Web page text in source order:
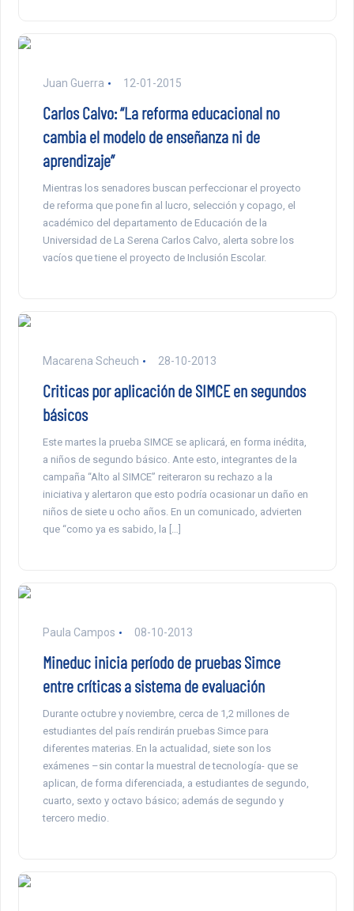
Juan Guerra 12-01-2015
Carlos Calvo: “La reforma educacional no
cambia el modelo de enseñanza ni de
aprendizaje”
Mientras los senadores buscan perfeccionar el proyecto
de reforma que pone fin al lucro, selección y copago, el
académico del departamento de Educación de la
Universidad de La Serena Carlos Calvo, alerta sobre los
vacíos que tiene el proyecto de Inclusión Escolar.
Macarena Scheuch 28-10-2013
Criticas por aplicación de SIMCE en segundos
básicos
Este martes la prueba SIMCE se aplicará, en forma inédita,
a niños de segundo básico. Ante esto, integrantes de la
campaña “Alto al SIMCE” reiteraron su rechazo a la
iniciativa y alertaron que esto podría ocasionar un daño en
niños de siete u ocho años. En un comunicado, advierten
que “como ya es sabido, la […]
Paula Campos 08-10-2013
Mineduc inicia período de pruebas Simce
entre críticas a sistema de evaluación
Durante octubre y noviembre, cerca de 1,2 millones de
estudiantes del país rendirán pruebas Simce para
diferentes materias. En la actualidad, siete son los
exámenes –sin contar la muestral de tecnología- que se
aplican, de forma diferenciada, a estudiantes de segundo,
cuarto, sexto y octavo básico; además de segundo y
tercero medio.